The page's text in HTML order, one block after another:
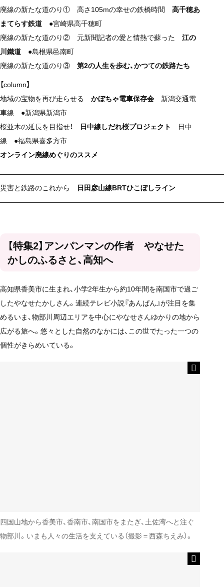
廃線の新たな道のり① 高さ105mの幸せの鉄橋時間 高千穂あ
まてらす鉄道 ●宮崎県高千穂町
廃線の新たな道のり② 元新聞記者の愛と情熱で蘇った 江の
川鐵道 ●島根県邑南町
廃線の新たな道のり③ 第2の人生を歩む、かつての鉄路たち
【column】
地域の宝物を再び走らせる かぼちゃ電車保存会 新潟交通電
車線 ●新潟県新潟市
桜並木の延長を目指せ！ 日中線しだれ桜プロジェクト 日中
線 ●福島県喜多方市
オンライン廃線めぐりのススメ
災害と鉄路のこれから 日田彦山線BRTひこぼしライン
【特集2】アンパンマンの作者 やなせた
かしのふるさと、高知へ
高知県香美市に生まれ、小学2年生から約10年間を南国市で過ご
したやなせたかしさん。連続テレビ小説『あんぱん』が注目を集
めるいま、物部川周辺エリアを中心にやなせさんゆかりの地から
広がる旅へ。悠々とした自然のなかには、この世でたった一つの
個性がきらめいている。
四国山地から香美市、香南市、南国市をまたぎ、土佐湾へと注ぐ
物部川。いまも人々の生活を支えている（撮影＝西森ちえみ）。